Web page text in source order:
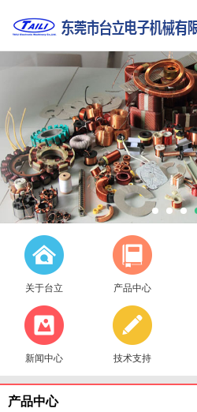
关于台立 产品中心
新闻中心 技术支持
产品中心